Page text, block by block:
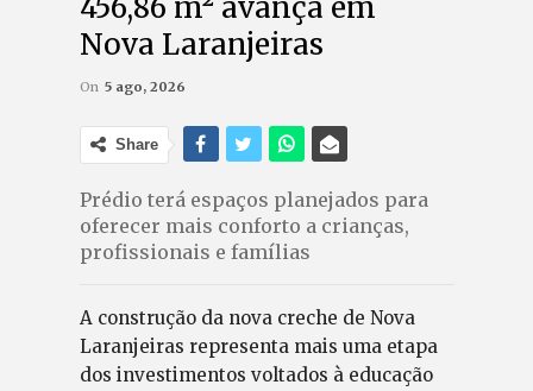
456,86 m² avança em
Nova Laranjeiras
On 5 ago, 2026
Share
Prédio terá espaços planejados para
oferecer mais conforto a crianças,
profissionais e famílias
A construção da nova creche de Nova
Laranjeiras representa mais uma etapa
dos investimentos voltados à educação